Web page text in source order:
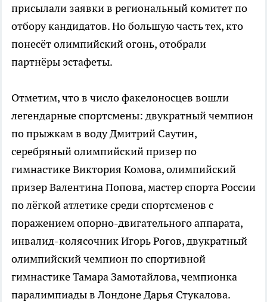
присылали заявки в региональный комитет по
отбору кандидатов. Но большую часть тех, кто
понесёт олимпийский огонь, отобрали
партнёры эстафеты.
Отметим, что в число факелоносцев вошли
легендарные спортсмены: двукратный чемпион
по прыжкам в воду Дмитрий Саутин,
серебряный олимпийский призер по
гимнастике Виктория Комова, олимпийский
призер Валентина Попова, мастер спорта России
по лёгкой атлетике среди спортсменов с
поражением опорно-двигательного аппарата,
инвалид-колясочник Игорь Рогов, двукратный
олимпийский чемпион по спортивной
гимнастике Тамара Замотайлова, чемпионка
паралимпиады в Лондоне Дарья Стукалова.